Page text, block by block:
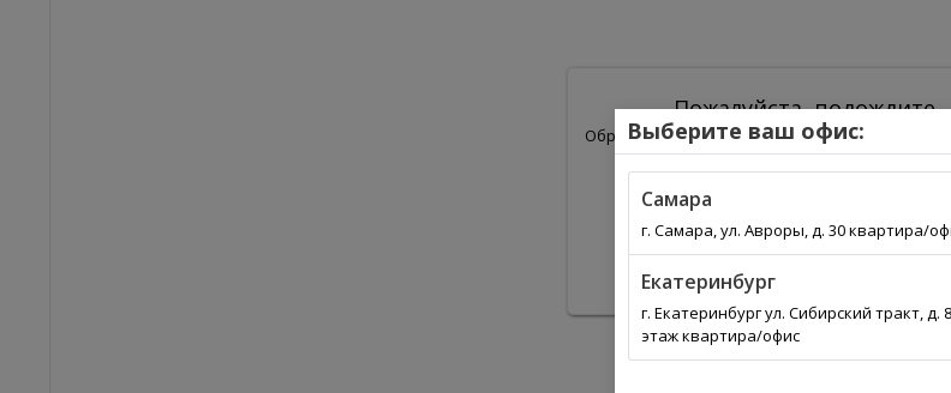
Пожалуйста, подождите.
Обработка результатов поиска может занять
время.
Выберите ваш офис:
Самара
г. Самара, ул. Авроры, д. 30 квартира/
Екатеринбург
г. Екатеринбург ул. Сибирский тракт, д.
этаж квартира/офис